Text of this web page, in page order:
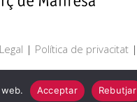
| Política de privacitat |
Acceptar Rebutjar